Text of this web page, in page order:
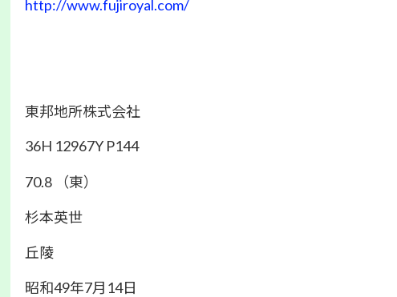
http://www.fujiroyal.com/
東邦地所株式会社
36H 12967Y P144
70.8 （東）
杉本英世
丘陵
昭和49年7月14日